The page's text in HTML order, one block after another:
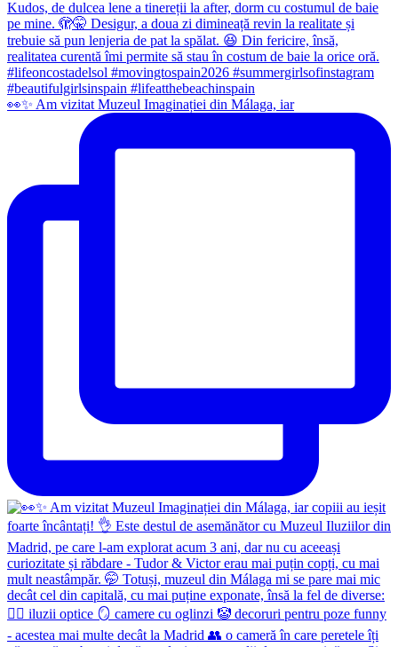
👀✨️ Am vizitat Muzeul Imaginației din Málaga, iar